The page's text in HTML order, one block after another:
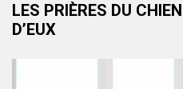
LES PRIÈRES DU
D’EUX